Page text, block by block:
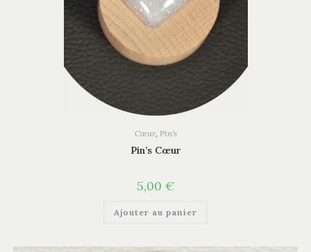
Cœur, Pin's
Pin’s Cœur
5,00 €
Ajouter au panier